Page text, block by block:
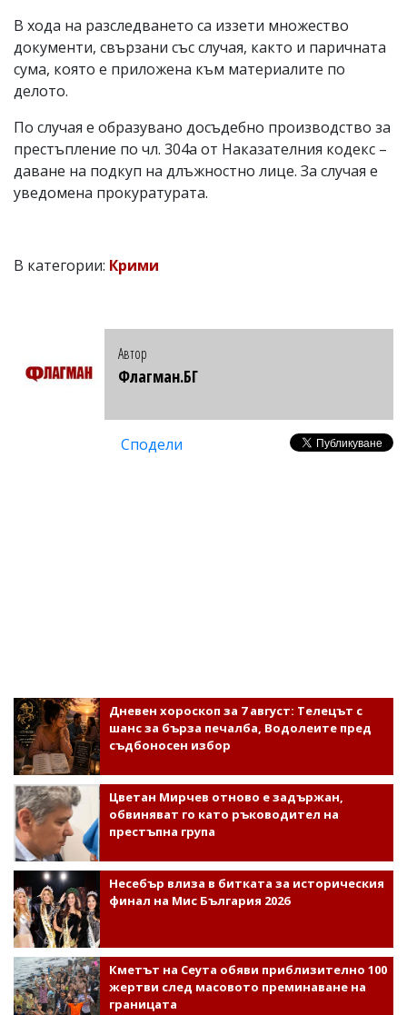
В хода на разследването са иззети множество
документи, свързани със случая, както и паричната
сума, която е приложена към материалите по
делото.
По случая е образувано досъдебно производство за
престъпление по чл. 304а от Наказателния кодекс –
даване на подкуп на длъжностно лице. За случая е
уведомена прокуратурата.
В категории: Крими
Автор
Флагман.БГ
Сподели
Дневен хороскоп за 7 август: Телецът с
шанс за бърза печалба, Водолеите пред
съдбоносен избор
Цветан Мирчев отново е задържан,
обвиняват го като ръководител на
престъпна група
Несебър влиза в битката за историческия
финал на Мис България 2026
Кметът на Сеута обяви приблизително 100
жертви след масовото преминаване на
границата